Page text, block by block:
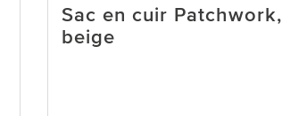
Sac en cuir Patchwork,
beige